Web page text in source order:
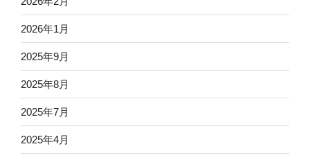
2026年1月
2025年9月
2025年8月
2025年7月
2025年4月